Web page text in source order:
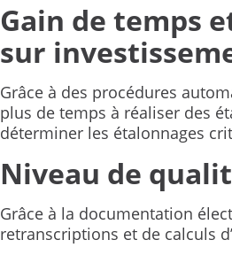
Gain de temps
sur
Grâce à des procédures
plus de temps à réaliser des
déterminer les étalonnages
Niveau de
Grâce à la documentation
retranscriptions et de calculs